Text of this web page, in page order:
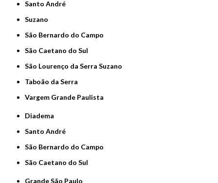
Santo André
Suzano
São Bernardo do Campo
São Caetano do Sul
São Lourenço da Serra Suzano
Taboão da Serra
Vargem Grande Paulista
Diadema
Santo André
São Bernardo do Campo
São Caetano do Sul
Grande São Paulo